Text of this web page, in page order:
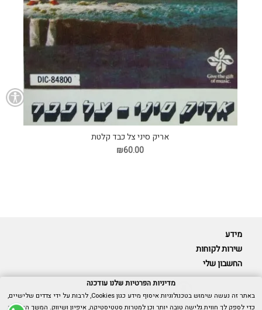
אריק סיני צל כבד קלטת
₪60.00
מידע
שירות לקוחות
החשבון שלי
מדיניות הפרטיות שלנו עודכנה
באתר זה נעשה שימוש בטכנולוגיות איסוף מידע כגון Cookies, לרבות על ידי צדדים שלישיים,
כדי לספק לך חווית גלישה טובה יותר וכן למטרות סטטיסטיקה, איפיון ושיווק. המשך הגלישה